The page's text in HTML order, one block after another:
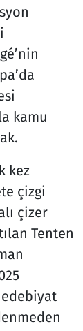
kamu
kez
çizgi
çizer
Tenten